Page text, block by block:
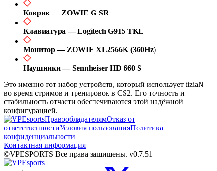
Коврик — ZOWIE G-SR
Клавиатура — Logitech G915 TKL
Монитор — ZOWIE XL2566K (360Hz)
Наушники — Sennheiser HD 660 S
Это именно тот набор устройств, который использует tiziaN
во время стримов и тренировок в CS2. Его точность и
стабильность отчасти обеспечиваются этой надёжной
конфигурацией.
ПравообладателямОтказ от
ответственностиУсловия пользованияПолитика
конфиденциальности
Контактная информация
©VPESPORTS Все права защищены. v0.7.51